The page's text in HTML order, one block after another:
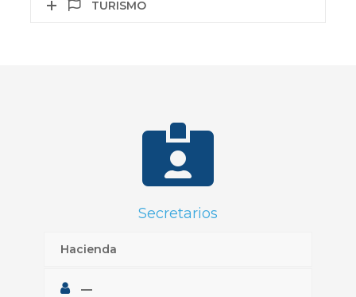
TURISMO
Secretarios
Hacienda
—